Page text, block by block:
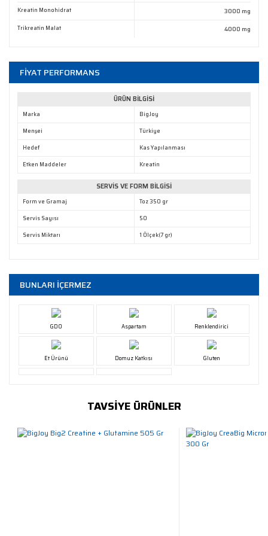
Kreatin Monohidrat 3000 mg
Trikreatin Malat 4000 mg
FİYAT PERFORMANS
ÜRÜN BİLGİSİ
Marka
BigJoy
Menşei
Türkiye
Hedef
Kas Yapılanması
Etken Maddeler
Kreatin
SERVİS VE FORM BİLGİSİ
Form ve Gramaj
Toz 350 gr
Servis Sayısı
50
Servis Miktarı
1 Ölçek(7 gr)
BUNLARI İÇERMEZ
GDO Aspartam Renklendirici
Et Ürünü Domuz Katkısı Gluten
TAVSİYE ÜRÜNLER